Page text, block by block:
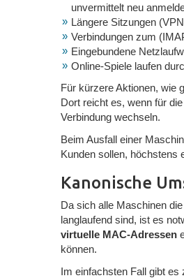
unvermittelt neu
Längere Sitzungen
Verbindungen zum
Eingebundene
Online-Spiele laufen
Für kürzere Aktionen, wie
Dort reicht es, wenn für
Verbindung wechseln.
Beim Ausfall einer
Kunden sollen, höchstens
Kanonische
Da sich alle Maschinen
langlaufend sind, ist es
virtuelle MAC-Adressen
können.
Im einfachsten Fall gibt